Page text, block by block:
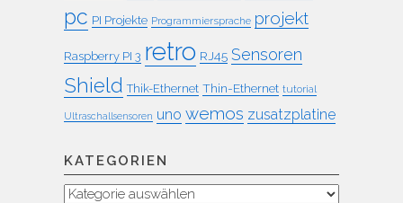
pc PI Projekte Programmiersprache projekt
Raspberry PI 3 retro RJ45 Sensoren
Shield Thik-Ethernet Thin-Ethernet tutorial
Ultraschallsensoren uno wemos zusatzplatine
KATEGORIEN
Kategorien